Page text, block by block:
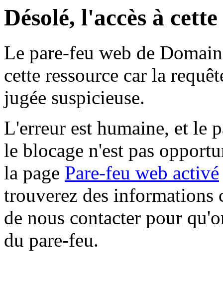
Désolé, l'accès à
Le pare-feu web de
cette ressource car la
jugée suspicieuse.
L'erreur est humaine, et le
le blocage n'est pas
la page Pare-feu web activé
trouverez des informations
de nous contacter pour
du pare-feu.